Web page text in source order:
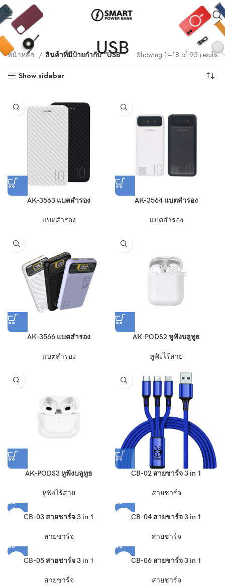
USB
หน้าหลัก สินค้าที่มีป้ายกำกับ “USB” Showing 1–18 of 95 results
Show sidebar
AK-3563 แบตสำรอง
แบตสำรอง
AK-3564 แบตสำรอง
แบตสำรอง
AK-3566 แบตสำรอง
แบตสำรอง
AK-PODS2 หูฟังบลูทูธ
หูฟังไร้สาย
AK-PODS3 หูฟังบลูทูธ
หูฟังไร้สาย
CB-02 สายชาร์จ 3 in 1
สายชาร์จ
CB-03 สายชาร์จ 3 in 1
สายชาร์จ
CB-04 สายชาร์จ 3 in 1
สายชาร์จ
CB-05 สายชาร์จ 3 in 1
สายชาร์จ
CB-06 สายชาร์จ 3 in 1
สายชาร์จ